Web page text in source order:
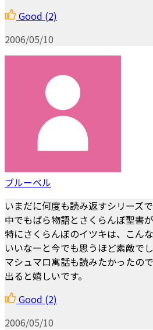
Good (2)
2006/05/10
ブルーベル
いまだに何度も読み返すシリーズで
中でもばら物語とさくらんぼ聖書
特にさくらんぼのイツキは、こん
いいなーと今でも思うほど素敵で
マシュマロ寓話も読みたかったの
出ると嬉しいです。
Good (2)
2006/05/10